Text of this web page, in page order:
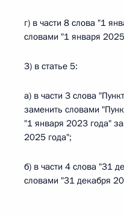
г) в части 8 слова "1
словами "1 января
3) в статье 5:
а) в части 3 слова
заменить словами
"1 января 2023 года"
2025 года";
б) в части 4 слова "31
словами "31 декабря